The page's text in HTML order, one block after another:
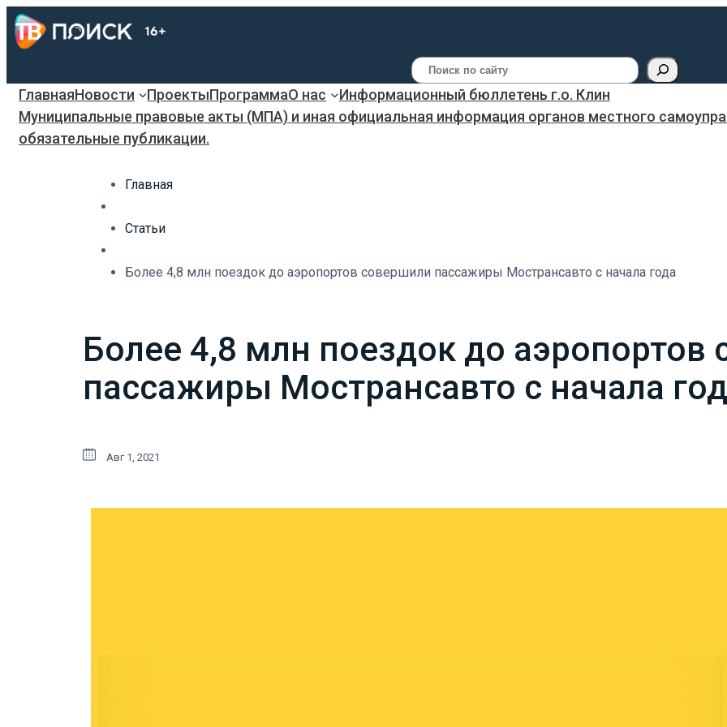
Поиск
ГлавнаяНовости ПроектыПрограммаО нас
Информационный бюллетень г.о. Клин
Муниципальные правовые акты (МПА) и иная официальная информация органов местного
обязательные публикации.
Главная
Статьи
Более 4,8 млн поездок до аэропортов совершили пассажиры Мострансавто с начала года
Более 4,8 млн поездок до аэропортов
пассажиры Мострансавто с начала
Авг 1, 2021